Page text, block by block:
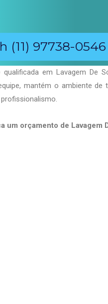
(11) 97738-0546
qualificada em Lavagem De
mantém o ambiente
um orçamento de Lavagem